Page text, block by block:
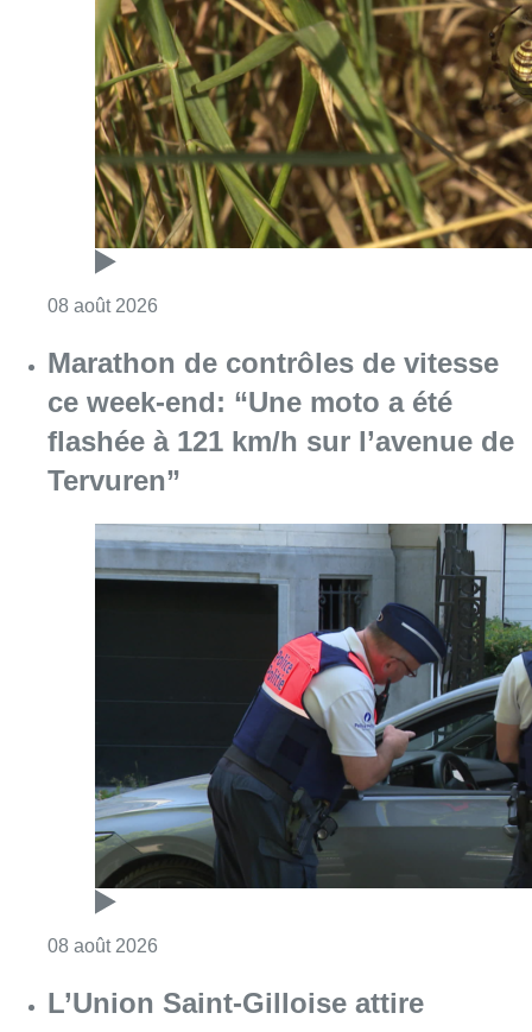
Marathon de contrôles de vitesse
ce week-end: “Une moto a été
flashée à 121 km/h sur l’avenue de
Tervuren”
Consulter l'article "Marathon de contrôles
L’Union Saint-Gilloise attire
Bertram Kvist, milieu danois de 21
ans qui renforce les U23